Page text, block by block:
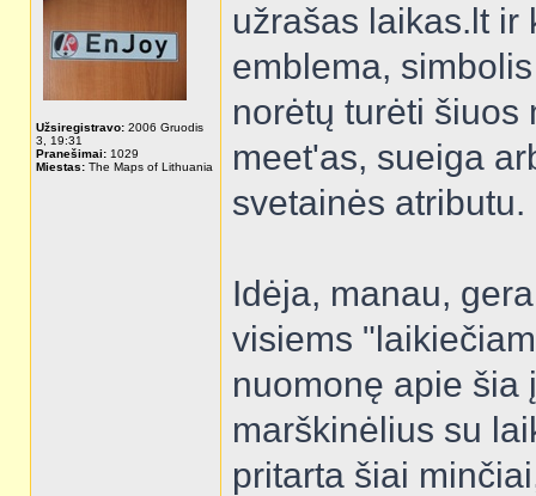
Užsiregistravo: 2006 Gruodis
3, 19:31
Pranešimai: 1029
Miestas: The Maps of Lithuania
užrašas laikas.lt ir
emblema,
norėtų turėti šiuos
meet'as, sueiga
svetainės
Idėja, manau,
visiems
nuomonę apie šia
marškinėlius su
pritarta šiai